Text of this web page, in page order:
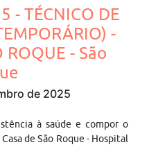
- TÉCNICO DE
-
ROQUE - São
de 2025
à saúde e compor o
de São Roque - Hospital